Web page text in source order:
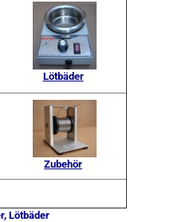
Lötbäder
Zubehör
Lötbäder